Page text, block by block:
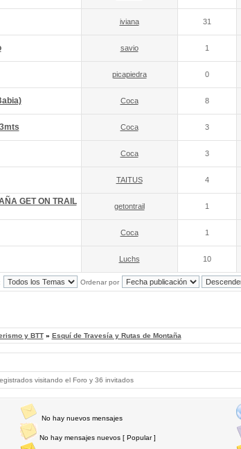
iviana 31
savio 1
picapiedra 0
Coca 8
Coca 3
Coca 3
TAITUS 4
GET ON TRAIL
getontrail 1
Coca 1
Luchs 10
Ordenar por
y BTT» Esquí de Travesía y Rutas de Montaña
visitando el Foro y 36 invitados
No hay nuevos mensajes
No hay mensajes nuevos [ Popular ]